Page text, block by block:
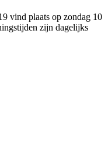
vind plaats op zondag 10
zijn dagelijks